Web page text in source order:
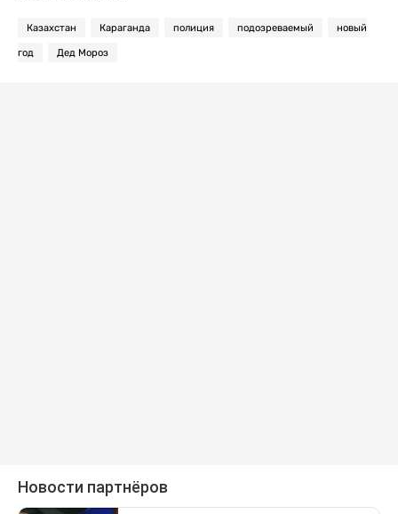
Казахстан Караганда полиция подозреваемый новый
год Дед Мороз